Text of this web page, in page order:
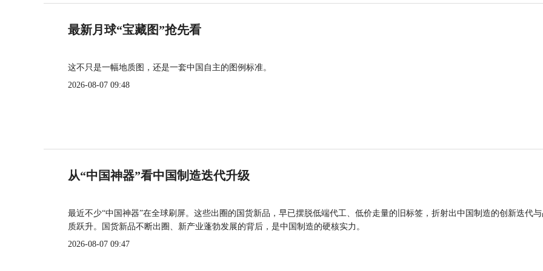
最新月球“宝藏图”抢先看
这不只是一幅地质图，还是一套中国自主的图例标准。
2026-08-07 09:48
从“中国神器”看中国制造迭代升级
最近不少“中国神器”在全球刷屏。这些出圈的国货新品，早已摆脱低端代工、低价走量的旧标签，折射出中国制造的创新迭代
质跃升。国货新品不断出圈、新产业蓬勃发展的背后，是中国制造的硬核实力。
2026-08-07 09:47